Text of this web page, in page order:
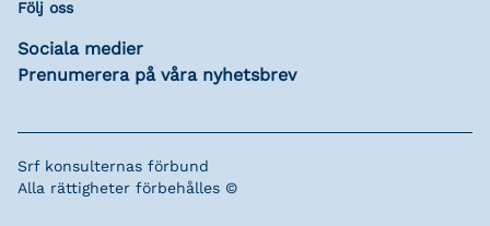
Följ oss
Sociala medier
Prenumerera på våra nyhetsbrev
Srf konsulternas förbund
Alla rättigheter förbehålles ©